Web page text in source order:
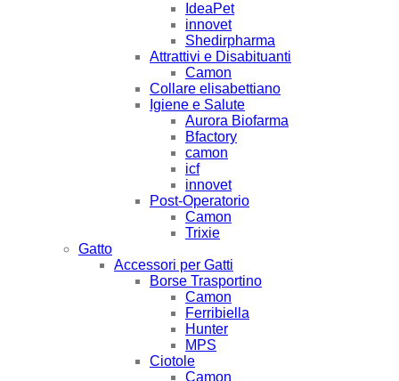
IdeaPet
innovet
Shedirpharma
Attrattivi e Disabituanti
Camon
Collare elisabettiano
Igiene e Salute
Aurora Biofarma
Bfactory
camon
icf
innovet
Post-Operatorio
Camon
Trixie
Gatto
Accessori per Gatti
Borse Trasportino
Camon
Ferribiella
Hunter
MPS
Ciotole
Camon